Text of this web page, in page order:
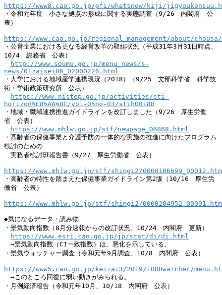
https://www8.cao.go.jp/pfi/whatsnew/kiji/
・令和元年度　小さな拠点の形成に関する実態調査（9/26　内閣府　公
表）
https://www.cao.go.jp/regional_management/about/
・公営企業における更なる経営改革の取組状況（平成31年3月31日時点、
10/4　総務省　公表）
http://www.soumu.go.jp/menu_news/s-
news/01zaisei06_02000226.html
・大学における地域産学連携現況（2018）（9/25　文部科学省　科学技
術・学術政策研究所　公表）
https://www.nistep.go.jp/activities/sti-
horizon%E8%AA%8C/vol-05no-03/stih00188
・地域・職域連携推進ガイドラインを改訂しました（9/26　厚生労働
省　公表）
https://www.mhlw.go.jp/stf/newpage_06868.html
・高齢者の保健事業と介護予防の一体的な実施の推進に向けたプログラム
検討のための
実務者検討班報告書（9/27　厚生労働省　公表）
https://www.mhlw.go.jp/stf/shingi2/
・高齢者の特性を踏まえた保健事業ガイドライン第2版（10/16　厚生労
働省　公表）
https://www.mhlw.go.jp/stf/shingi2/
◆気になるデータ・読み物
・景気動向指数（8月分速報からの改訂状況、10/24　内閣府　更新）
https://www.esri.cao.go.jp/jp/stat/di/di.html
→景気動向指数（CI一致指数）は、悪化を示している。
・景気ウォッチャー調査（令和元年9月調査、10/8　内閣府　公表）
https://www5.cao.go.jp/keizai3/2019/1008watcher/
→このところ回復に弱い動きがみられる。
・月例経済報告（令和元年10月、10/18　内閣府　公表）